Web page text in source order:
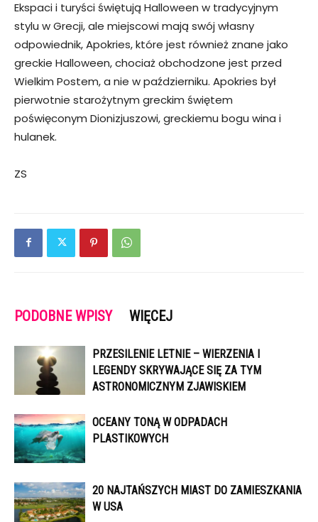
Ekspaci i turyści świętują Halloween w tradycyjnym
stylu w Grecji, ale miejscowi mają swój własny
odpowiednik, Apokries, które jest również znane jako
greckie Halloween, chociaż obchodzone jest przed
Wielkim Postem, a nie w październiku. Apokries był
pierwotnie starożytnym greckim świętem
poświęconym Dionizjuszowi, greckiemu bogu wina i
hulanek.
ZS
PODOBNE WPISY WIĘCEJ
PRZESILENIE LETNIE – WIERZENIA I
LEGENDY SKRYWAJĄCE SIĘ ZA TYM
ASTRONOMICZNYM ZJAWISKIEM
OCEANY TONĄ W ODPADACH
PLASTIKOWYCH
20 NAJTAŃSZYCH MIAST DO ZAMIESZKANIA
W USA